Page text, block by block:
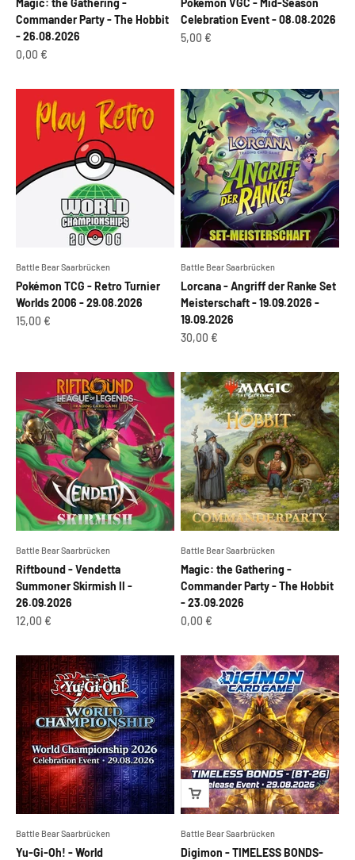
Magic: the Gathering -
Commander Party - The Hobbit
- 26.08.2026
Angebot
0,00 €
Pokémon VGC - Mid-Season
Celebration Event - 08.08.2026
Angebot
5,00 €
Battle Bear Saarbrücken
Pokémon TCG - Retro Turnier
Worlds 2006 - 29.08.2026
Angebot
15,00 €
Battle Bear Saarbrücken
Lorcana - Angriff der Ranke Set
Meisterschaft - 19.09.2026 -
19.09.2026
Angebot
30,00 €
Battle Bear Saarbrücken
Riftbound - Vendetta
Summoner Skirmish II -
26.09.2026
Angebot
12,00 €
Battle Bear Saarbrücken
Magic: the Gathering -
Commander Party - The Hobbit
- 23.09.2026
Angebot
0,00 €
Battle Bear Saarbrücken
Yu-Gi-Oh! - World
Battle Bear Saarbrücken
Digimon - TIMELESS BONDS-